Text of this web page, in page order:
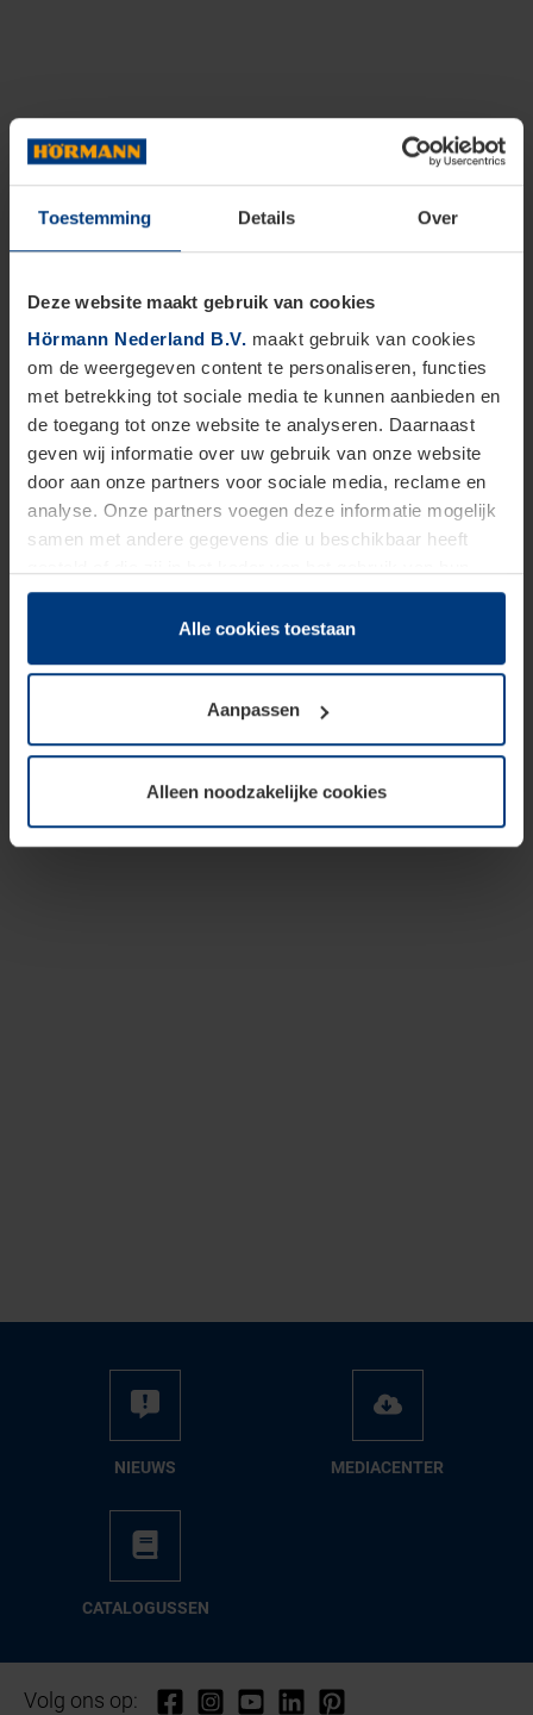
Toestemming Details Over
Deze website maakt gebruik van cookies
Hörmann Nederland B.V. maakt gebruik van cookies
om de weergegeven content te personaliseren, functies
met betrekking tot sociale media te kunnen aanbieden en
de toegang tot onze website te analyseren. Daarnaast
geven wij informatie over uw gebruik van onze website
door aan onze partners voor sociale media, reclame en
analyse. Onze partners voegen deze informatie mogelijk
samen met andere gegevens die u beschikbaar heeft
dienstverlening hebben verzameld.
Juridisch zijn wij gerechtigd om cookies op uw computer
onze pagina's absoluut noodzakelijk is. Voor alle andere
soorten cookies is uw toestemming vereist. Uw
toestemming kunt u op elk moment bij de uitleg van de
wijzigen of herroepen.
Alle cookies toestaan
Aanpassen
Alleen noodzakelijke cookies
NIEUWS ME­DIA­CEN­TER
CA­TA­LO­GUS­SEN
Volg ons op: